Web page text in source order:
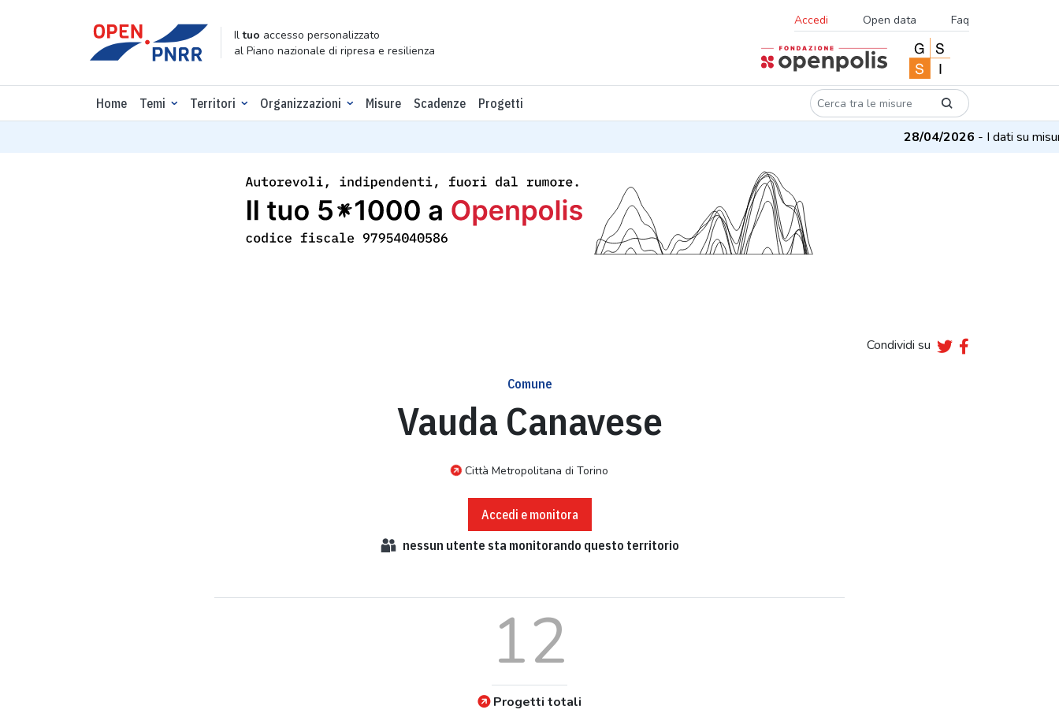
Iltuo accesso personalizzato
al Piano nazionale di ripresa e resilienza
Accedi Open data Faq
Home Temi Territori Organizzazioni Misure Scadenze Progetti
28/04/2026- I dati su misure
Condividi su
Comune
Vauda Canavese
Città Metropolitana di Torino
Accedi e monitora
nessun utente sta monitorando questo territorio
12
Progetti totali